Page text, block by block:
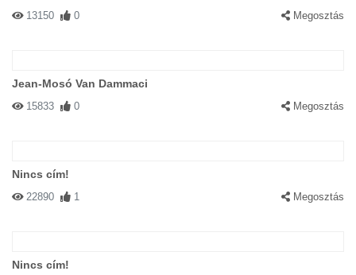
13150 0 Megosztás
Jean-Mosó Van Dammaci
15833 0 Megosztás
Nincs cím!
22890 1 Megosztás
Nincs cím!